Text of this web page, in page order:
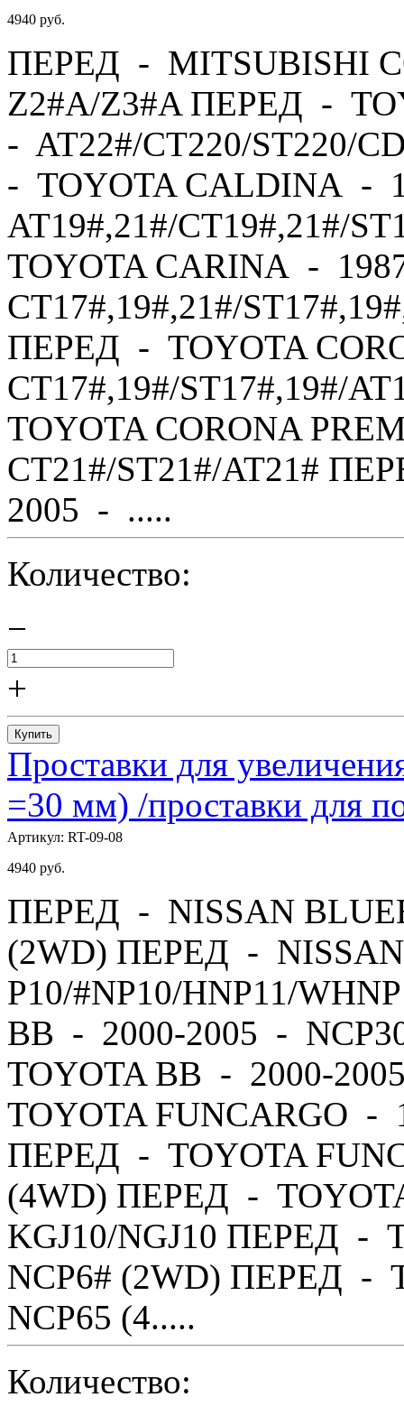
4940 руб.
ПЕРЕД - MITSUBISHI
Z2#A/Z3#A ПЕРЕД -
- AT22#/CT220/ST220/
- TOYOTA CALDINA -
AT19#,21#/CT19#,21#/
TOYOTA CARINA -
CT17#,19#,21#/
ПЕРЕД - TOYOTA
CT17#,19#/ST17#,19#/
TOYOTA CORONA
CT21#/ST21#/AT21#
2005 - .....
Количество:
−
+
Купить
Проставки для
=30 мм) /проставки для
Артикул: RT-09-08
4940 руб.
ПЕРЕД - NISSAN
(2WD) ПЕРЕД -
P10/#NP10/HNP11/
BB - 2000-2005 -
TOYOTA BB - 2000-
TOYOTA FUNCARGO -
ПЕРЕД - TOYOTA
(4WD) ПЕРЕД -
KGJ10/NGJ10 ПЕРЕД -
NCP6# (2WD) ПЕРЕД -
NCP65 (4.....
Количество: